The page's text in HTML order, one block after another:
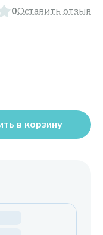
0Оставить отзыв
в корзину